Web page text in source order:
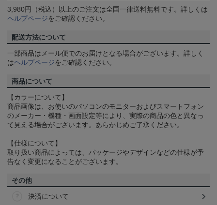
3,980円（税込）以上のご注文は全国一律送料無料です。詳しくは
ヘルプページをご確認ください。
配送方法について
一部商品はメール便でのお届けとなる場合がございます。詳しく
はヘルプページをご確認ください。
商品について
【カラーについて】
商品画像は、お使いのパソコンのモニターおよびスマートフォン
のメーカー・機種・画面設定等により、実際の商品の色と異なっ
て見える場合がございます。あらかじめご了承ください。
【仕様について】
取り扱い商品によっては、パッケージやデザインなどの仕様が予
告なく変更になることがございます。
その他
決済について